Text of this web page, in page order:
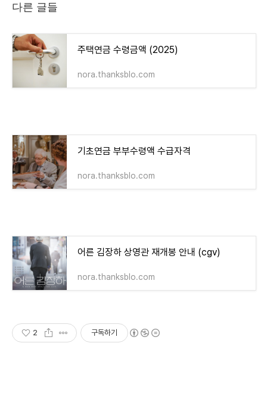
다른 글들
주택연금 수령금액 (2025)
nora.thanksblo.com
기초연금 부부수령액 수급자격
nora.thanksblo.com
어른 김장하 상영관 재개봉 안내 (cgv)
nora.thanksblo.com
2 구독하기